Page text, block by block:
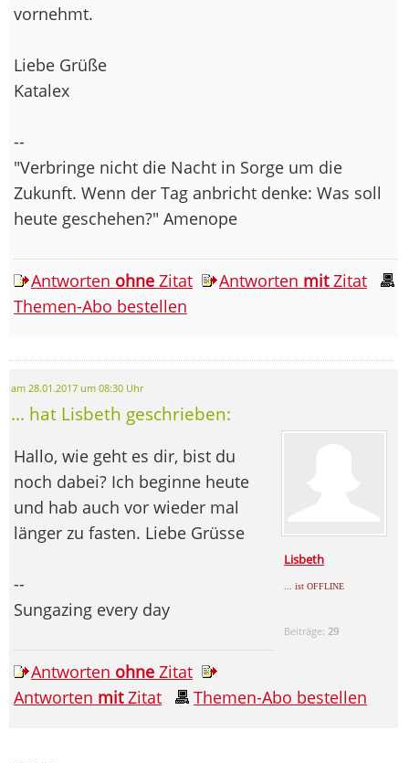
vornehmt.
Liebe Grüße
Katalex
--
"Verbringe nicht die Nacht in Sorge um die
Zukunft. Wenn der Tag anbricht denke: Was soll
heute geschehen?" Amenope
Antworten ohne Zitat Antworten mitZitat
Themen-Abo bestellen
am 28.01.2017 um 08:30 Uhr
... hat Lisbeth geschrieben:
Lisbeth
... ist OFFLINE
Beiträge: 29
Hallo, wie geht es dir, bist du
noch dabei? Ich beginne heute
und hab auch vor wieder mal
länger zu fasten. Liebe Grüsse
--
Sungazing every day
Antworten ohne Zitat
Antworten mitZitat Themen-Abo bestellen